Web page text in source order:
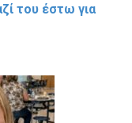
του έστω για